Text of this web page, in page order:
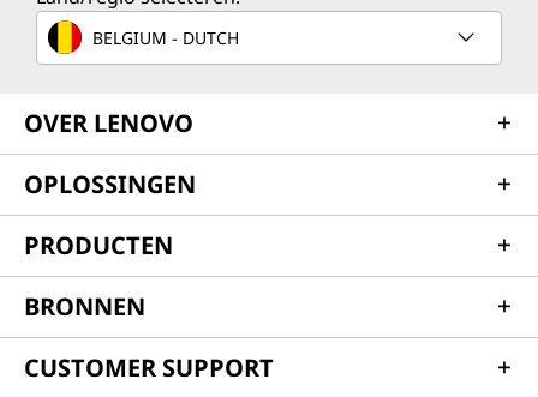
BELGIUM - DUTCH
OVER LENOVO
OPLOSSINGEN
PRODUCTEN
BRONNEN
CUSTOMER SUPPORT